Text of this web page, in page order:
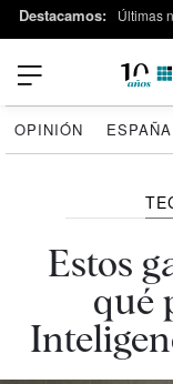
Destacamos: Últimas
OPINIÓN ESPAÑA
Estos
qué